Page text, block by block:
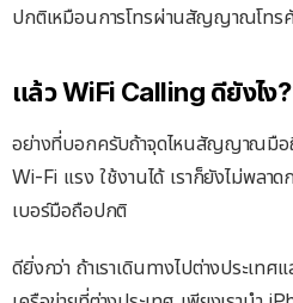
ปกติเหมือนการโทรผ่านสัญญาณโทร
แล้ว WiFi Calling ดียังไง?
อย่างที่บอกครับถ้าจุดไหนสัญญาณมือถื
Wi-Fi แรง ใช้งานได้ เราก็ยังไม่พลาด
เบอร์มือถือปกติ
ดียิ่งกว่า ถ้าเราเดินทางไปต่างประเท